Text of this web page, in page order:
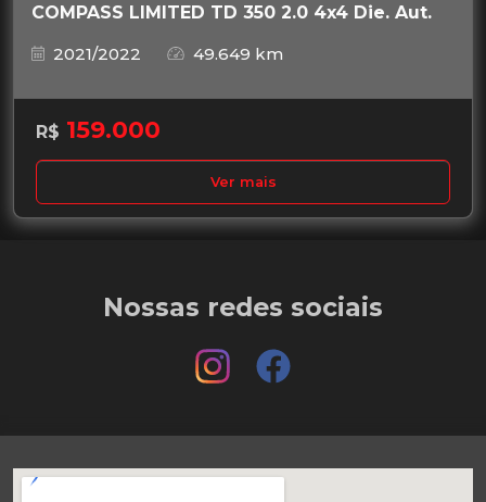
COMPASS LIMITED TD 350 2.0 4x4 Die. Aut.
2021/2022
49.649 km
R$ 159.000
Ver mais
Nossas redes sociais